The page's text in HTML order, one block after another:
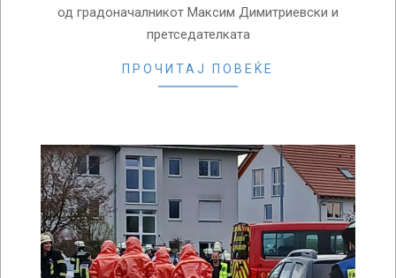
од градоначалникот Максим Димитриевски и
претседателката
ПРОЧИТАЈ ПОВЕЌЕ